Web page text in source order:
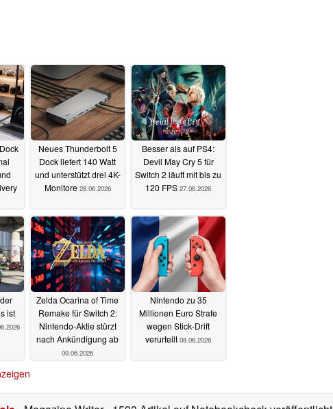
Neues Thunderbolt 5
Dock liefert 140 Watt
und unterstützt drei 4K-
Monitore 28.06.2026
Besser als auf PS4:
Devil May Cry 5 für
Switch 2 läuft mit bis zu
120 FPS 27.06.2026
ist
Zelda Ocarina of Time
Remake für Switch 2:
Nintendo-Aktie stürzt
nach Ankündigung ab
09.06.2026
Nintendo zu 35
Millionen Euro Strafe
wegen Stick-Drift
verurteilt 08.06.2026